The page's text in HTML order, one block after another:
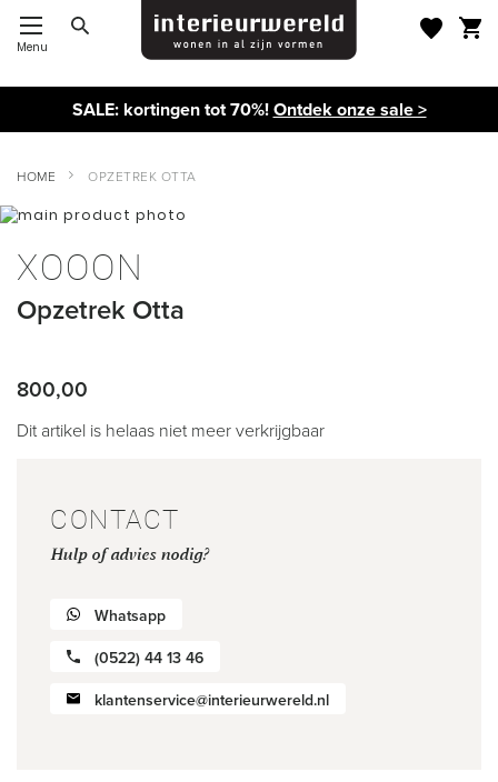
Menu
SALE: kortingen tot 70%!Ontdek onze sale >
HOME OPZETREK OTTA
Ga
het
einde
de
afbeeldingen-
naar
het
van
XOOON
Opzetrek Otta
800,00
Dit artikel is helaas niet meer verkrijgbaar
CONTACT
Hulp of advies nodig?
Whatsapp
(0522) 44 13 46
klantenservice@interieurwereld.nl